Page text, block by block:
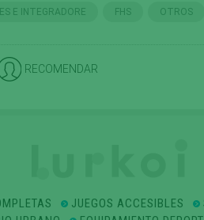
E INTEGRADORE FHS OTROS
RECOMENDAR
JUEGOS ACCESIBLES